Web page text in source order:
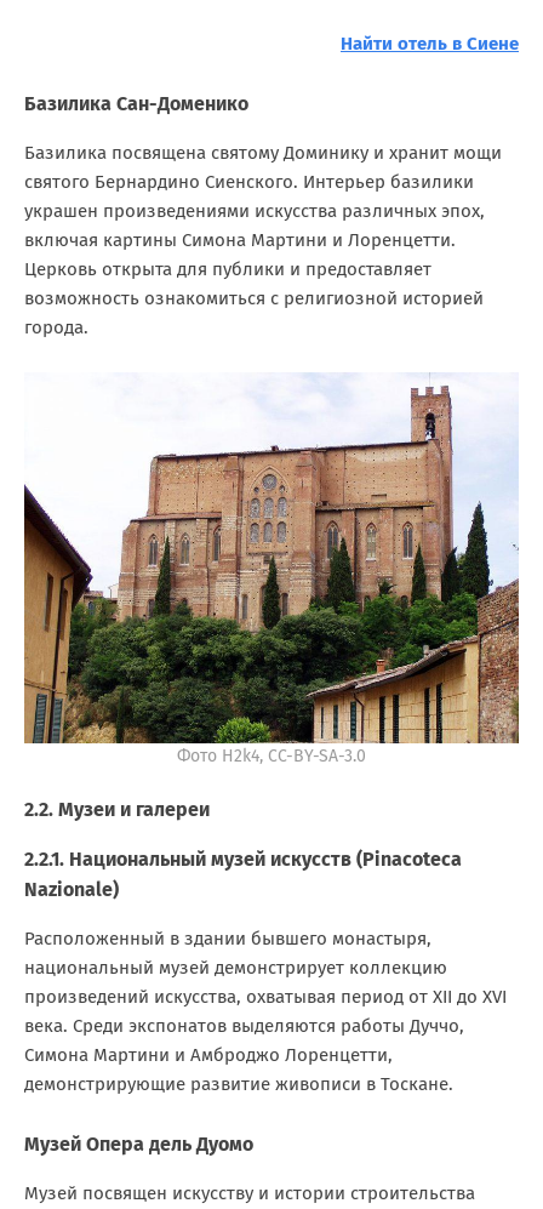
Найти отель в Сиене
Базилика Сан-Доменико
Базилика посвящена святому Доминику и хранит мощи
святого Бернардино Сиенского. Интерьер базилики
украшен произведениями искусства различных эпох,
включая картины Симона Мартини и Лоренцетти.
Церковь открыта для публики и предоставляет
возможность ознакомиться с религиозной историей
города.
Фото H2k4, CC-BY-SA-3.0
2.2. Музеи и галереи
2.2.1. Национальный музей искусств (Pinacoteca
Nazionale)
Расположенный в здании бывшего монастыря,
национальный музей демонстрирует коллекцию
произведений искусства, охватывая период от XII до XVI
века. Среди экспонатов выделяются работы Дуччо,
Симона Мартини и Амброджо Лоренцетти,
демонстрирующие развитие живописи в Тоскане.
Музей Опера дель Дуомо
Музей посвящен искусству и истории строительства